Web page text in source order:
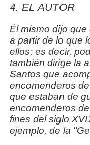
4. EL AUTOR
Él mismo dijo
a partir de lo que
ellos; es decir,
también dirige la
Santos que
encomenderos
que estaban de
encomenderos
fines del siglo
ejemplo, de la